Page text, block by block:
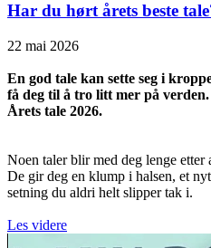
Har du hørt årets beste
22 mai 2026
En god tale kan sette seg i
få deg til å tro litt mer på
Årets tale 2026.
Noen taler blir med deg lenge etter
De gir deg en klump i halsen, et
setning du aldri helt slipper tak i.
Les videre